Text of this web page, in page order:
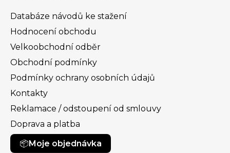
Databáze návodů ke stažení
Hodnocení obchodu
Velkoobchodní odběr
Obchodní podmínky
Podmínky ochrany osobních údajů
Kontakty
Reklamace / odstoupení od smlouvy
Doprava a platba
Moje objednávka